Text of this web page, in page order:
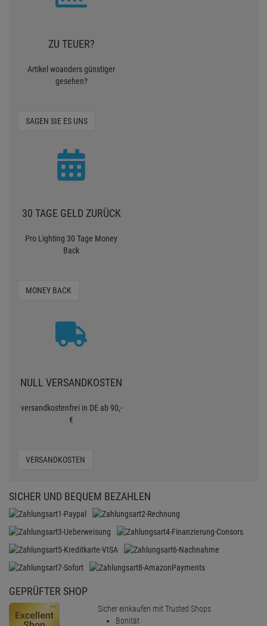
ZU TEUER?
Artikel woanders günstiger
gesehen?
SAGEN SIE ES UNS
30 TAGE GELD ZURÜCK
Pro Lighting 30 Tage Money
Back
MONEY BACK
NULL VERSANDKOSTEN
versandkostenfrei in DE ab 90,-
€
VERSANDKOSTEN
SICHER UND BEQUEM BEZAHLEN
GEPRÜFTER SHOP
Sicher einkaufen mit Trusted Shops
Bonität